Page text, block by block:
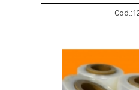
Cod.: